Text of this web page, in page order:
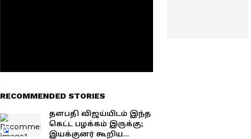
RECOMMENDED STORIES
தளபதி விஜய்யிடம் இந்த
கெட்ட பழக்கம் இருக்கு;
இயக்குனர் கூறிய